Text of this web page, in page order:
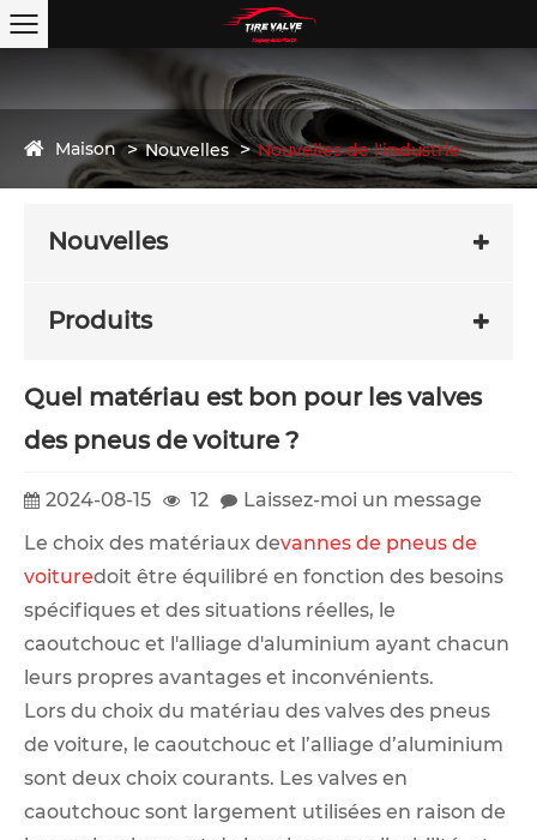
Maison Nouvelles Nouvelles de l'industrie
Nouvelles
Produits
Quel matériau est bon pour les valves
des pneus de voiture ?
2024-08-15 12
Laissez-moi un message
Le choix des matériaux devannes de pneus de
voituredoit être équilibré en fonction des besoins
spécifiques et des situations réelles, le
caoutchouc et l'alliage d'aluminium ayant chacun
leurs propres avantages et inconvénients.
Lors du choix du matériau des valves des pneus
de voiture, le caoutchouc et l’alliage d’aluminium
sont deux choix courants. Les valves en
caoutchouc sont largement utilisées en raison de